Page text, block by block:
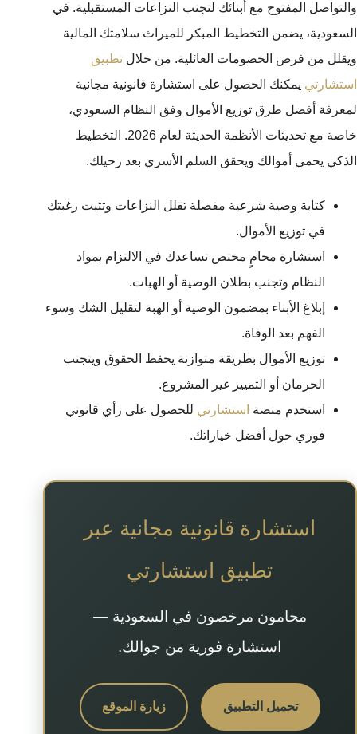
والتواصل المفتوح مع أبنائك لتجنب النزاعات المستقبلية. في
السعودية، يضمن التخطيط المبكر للميراث سلامتك المالية
ويقلل من فرص الخصومات العائلية. من خلال تطبيق
استشارتي يمكنك الحصول على استشارة قانونية مجانية
لمعرفة أفضل طرق توزيع الأموال وفق النظام السعودي،
خاصة مع تحديثات الأنظمة الحديثة لعام 2026. التخطيط
الذكي يحمي أموالك ويحقق السلم الأسري بعد رحيلك.
كتابة وصية شرعية مفصلة تقلل النزاعات وتثبت رغبتك
في توزيع الأموال.
استشارة محامٍ مختص تساعدك في الالتزام بمواد
النظام وتجنب بطلان الوصية أو الهبات.
إبلاغ الأبناء بمضمون الوصية أو الهبة لتقليل الشك وسوء
الفهم بعد الوفاة.
توزيع الأموال بطريقة متوازنة يحفظ الحقوق ويتجنب
الحرمان أو التمييز غير المشروع.
استخدم منصة استشارتي للحصول على رأي قانوني
فوري حول أفضل خياراتك.
استشارة قانونية مجانية عبر
تطبيق استشارتي
محامون مرخصون في السعودية —
استشارة فورية من جوالك.
تحميل التطبيق زيارة الموقع